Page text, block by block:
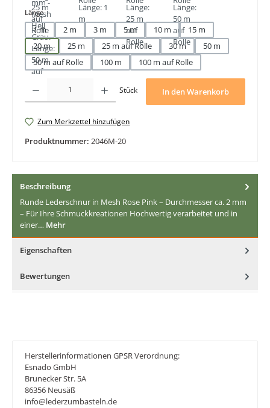
Längeauswählen
1 m 2 m 3 m 5 m 10 m
15 m
20 m
25 m 25 m auf Rolle 30 m
50 m
50 m auf Rolle
100 m 100 m auf Rolle
Stück In den Warenkorb
Zum Merkzettel hinzufügen
Produktnummer: 2046M-20
Beschreibung
Runde Lederschnur in Mesh Rose Pink – Durchmesser ca. 2 mm
– Für Ihre Schmuckkreationen Hochwertig verarbeitet und in
einer… Mehr
Eigenschaften
Bewertungen
Herstellerinformationen GPSR Verordnung:
Esnado GmbH
Brunecker Str. 5A
86356 Neusäß
info@lederzumbasteln.de